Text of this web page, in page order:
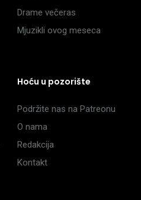
Drame večeras
Mjuzikli ovog meseca
Hoću u pozorište
Podržite nas na Patreonu
O nama
Redakcija
Kontakt